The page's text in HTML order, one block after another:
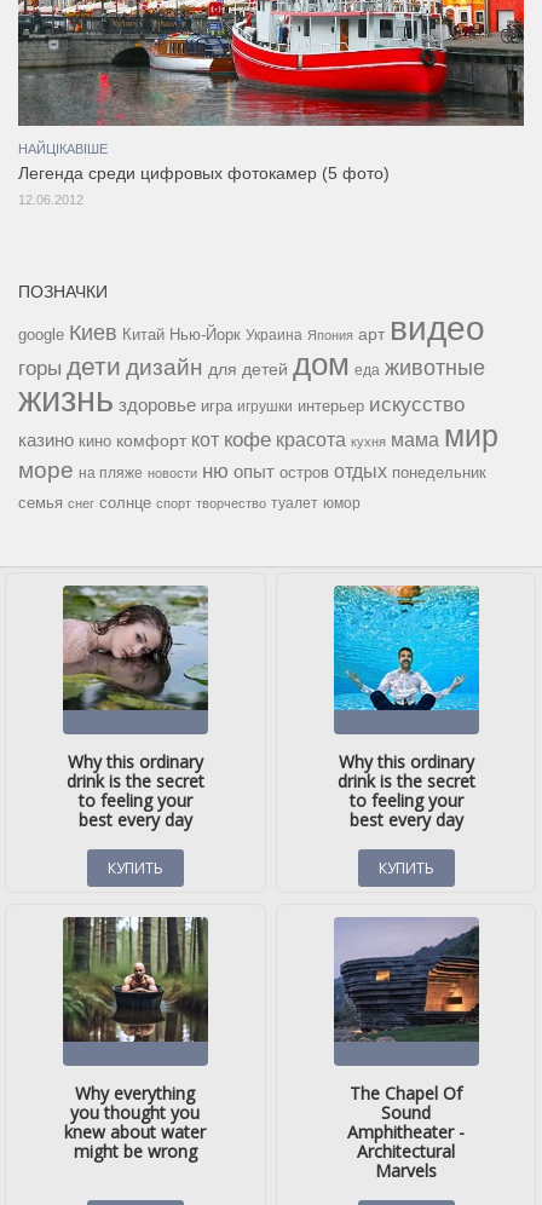
НАЙЦІКАВІШЕ
Легенда среди цифровых фотокамер (5 фото)
12.06.2012
ПОЗНАЧКИ
google Киев Китай Нью-Йорк Украина Япония арт видео
горы дети дизайн для детей дом еда животные
жизнь здоровье игра игрушки интерьер искусство
казино кино комфорт кот кофе красота кухня мама мир
море на пляже новости ню опыт остров отдых понедельник
семья снег солнце спорт творчество туалет юмор